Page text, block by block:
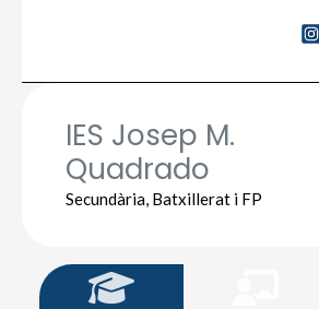
IES Josep M.
Quadrado
Secundària, Batxillerat i FP